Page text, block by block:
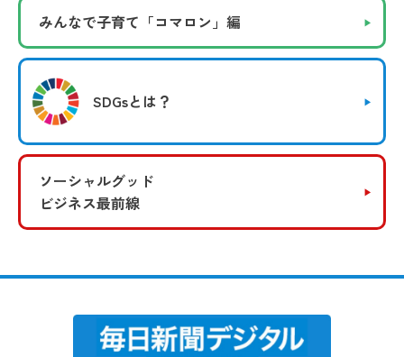
みんなで子育て 「コマロン」編
SDGsとは？
ソーシャルグッド
ビジネス最前線